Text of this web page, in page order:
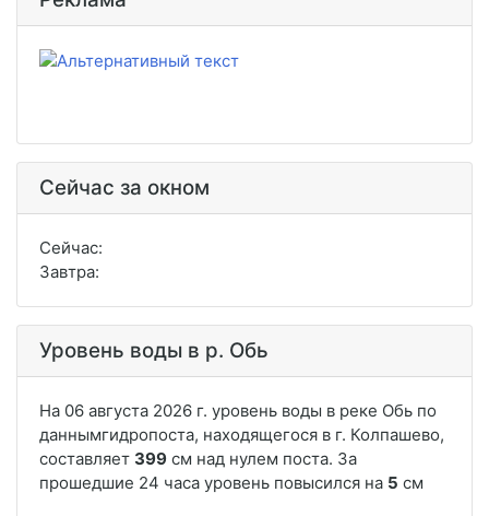
Сейчас за окном
Сейчас:
Завтра:
Уровень воды в р. Обь